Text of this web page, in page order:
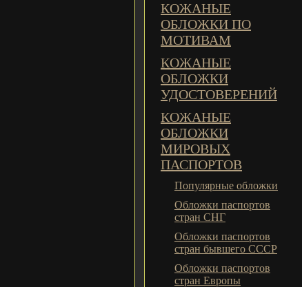
КОЖАНЫЕ
ОБЛОЖКИ ПО
МОТИВАМ
КОЖАНЫЕ
ОБЛОЖКИ
УДОСТОВЕРЕНИЙ
КОЖАНЫЕ
ОБЛОЖКИ
МИРОВЫХ
ПАСПОРТОВ
Популярные обложки
Обложки паспортов
стран СНГ
Обложки паспортов
стран бывшего СССР
Обложки паспортов
стран Европы